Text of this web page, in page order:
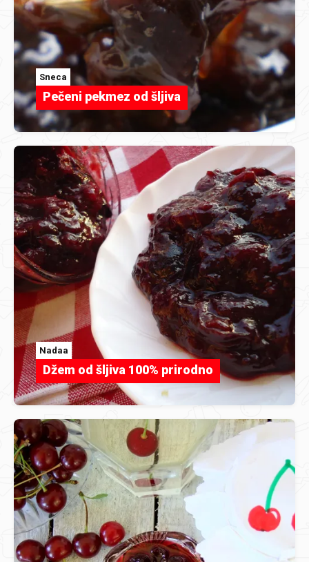
Sneca
Pečeni pekmez od šljiva
Nadaa
Džem od šljiva 100% prirodno